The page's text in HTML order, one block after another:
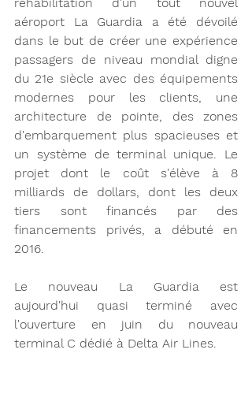
aéroport La Guardia a été dévoilé
dans le but de créer une expérience
passagers de niveau mondial digne
du 21e siècle avec des équipements
modernes pour les clients, une
architecture de pointe, des zones
d'embarquement plus spacieuses et
un système de terminal unique. Le
projet dont le coût s'élève à 8
milliards de dollars, dont les deux
tiers sont financés par des
financements privés, a débuté en
2016.
Le nouveau La Guardia est
aujourd'hui quasi terminé avec
l'ouverture en juin du nouveau
terminal C dédié à Delta Air Lines.